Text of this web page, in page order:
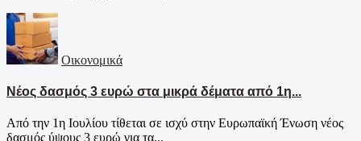
Οικονομικά
Νέος δασμός 3 ευρώ στα μικρά δέματα από 1η...
Από την 1η Ιουλίου τίθεται σε ισχύ στην Ευρωπαϊκή Ένωση νέος
δασμός ύψους 3 ευρώ για τα...